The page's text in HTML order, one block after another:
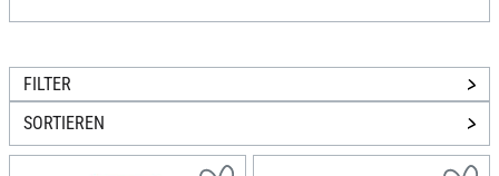
FILTER
SORTIEREN